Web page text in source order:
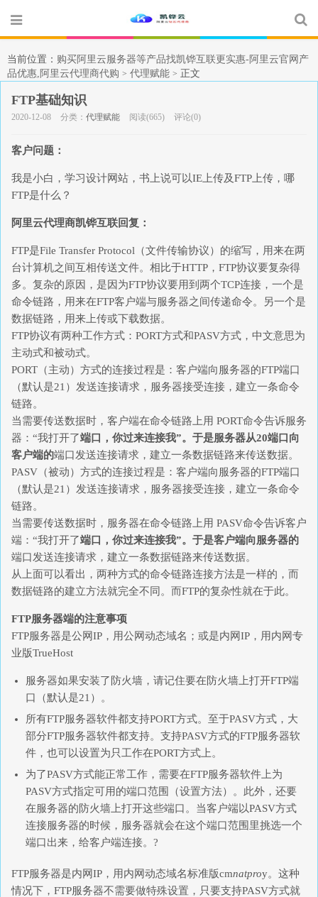
当前位置： 购买阿里云服务器等产品找凯铧互联更实惠-阿里云官网产
品优惠,阿里云代理商代购 > 代理赋能 > 正文
FTP基础知识
2020-12-08 分类： 代理赋能 阅读(665) 评论(0)
客户问题：
我是小白，学习设计网站，书上说可以IE上传及FTP上传，哪
FTP是什么？
阿里云代理商凯铧互联回复：
FTP是File Transfer Protocol（文件传输协议）的缩写，用来在两
台计算机之间互相传送文件。相比于HTTP，FTP协议要复杂得
多。复杂的原因，是因为FTP协议要用到两个TCP连接，一个是
命令链路，用来在FTP客户端与服务器之间传递命令。另一个是
数据链路，用来上传或下载数据。
FTP协议有两种工作方式：PORT方式和PASV方式，中文意思为
主动式和被动式。
PORT（主动）方式的连接过程是：客户端向服务器的FTP端口
（默认是21）发送连接请求，服务器接受连接，建立一条命令
链路。
当需要传送数据时，客户端在命令链路上用 PORT命令告诉服务
器：“我打开了端口，你过来连接我”。于是服务器从20端口向
客户端的端口发送连接请求，建立一条数据链路来传送数据。
PASV（被动）方式的连接过程是：客户端向服务器的FTP端口
（默认是21）发送连接请求，服务器接受连接，建立一条命令
链路。
当需要传送数据时，服务器在命令链路上用 PASV命令告诉客户
端：“我打开了端口，你过来连接我”。于是客户端向服务器的
端口发送连接请求，建立一条数据链路来传送数据。
从上面可以看出，两种方式的命令链路连接方法是一样的，而
数据链路的建立方法就完全不同。而FTP的复杂性就在于此。
FTP服务器端的注意事项
FTP服务器是公网IP，用公网动态域名；或是内网IP，用内网专
业版TrueHost
服务器如果安装了防火墙，请记住要在防火墙上打开FTP端
口（默认是21）。
所有FTP服务器软件都支持PORT方式。至于PASV方式，大
部分FTP服务器软件都支持。支持PASV方式的FTP服务器软
件，也可以设置为只工作在PORT方式上。
为了PASV方式能正常工作，需要在FTP服务器软件上为
PASV方式指定可用的端口范围（设置方法）。此外，还要
在服务器的防火墙上打开这些端口。当客户端以PASV方式
连接服务器的时候，服务器就会在这个端口范围里挑选一个
端口出来，给客户端连接。?
FTP服务器是内网IP，用内网动态域名标准版cmnatproy。这种
情况下，FTP服务器不需要做特殊设置，只要支持PASV方式就